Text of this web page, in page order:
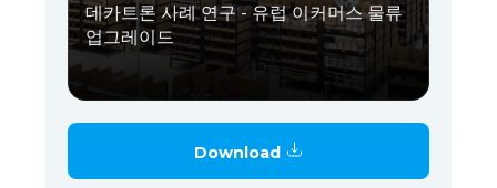
데카트론 사례 연구 - 유럽 이커머스 물류
업그레이드
Download